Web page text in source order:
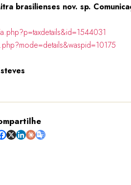
brasilienses nov. sp.